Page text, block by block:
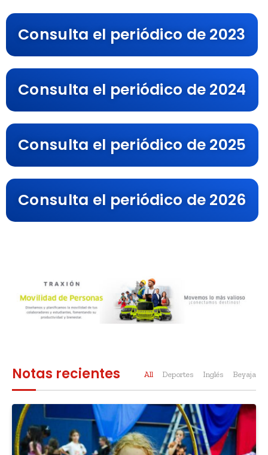
Consulta el periódico de 2023
Consulta el periódico de 2024
Consulta el periódico de 2025
Consulta el periódico de 2026
Notas recientes All Deportes Inglés Beyajad